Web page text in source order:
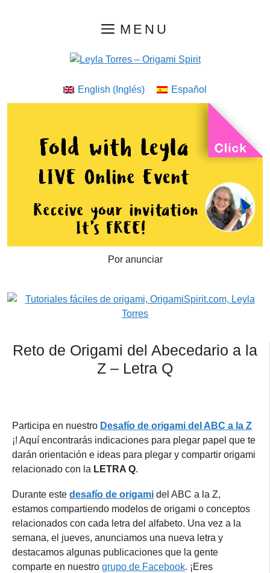
MENU
English ( Inglés) Español
Por anunciar
Reto de Origami del Abecedario a la
Z – Letra Q
Participa en nuestro Desafío de origami del ABC a la Z
¡! Aquí encontrarás indicaciones para plegar papel que te
darán orientación e ideas para plegar y compartir origami
relacionado con la LETRA Q.
Durante este desafío de origami del ABC a la Z,
estamos compartiendo modelos de origami o conceptos
relacionados con cada letra del alfabeto. Una vez a la
semana, el jueves, anunciamos una nueva letra y
destacamos algunas publicaciones que la gente
comparte en nuestro grupo de Facebook. ¡Eres